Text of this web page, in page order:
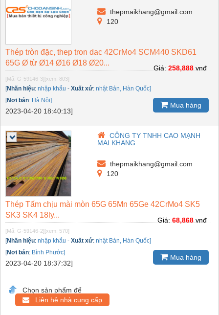
thepmaikhang@gmail.com
120
Thép tròn đặc, thep tron dac 42CrMo4 SCM440 SKD61
65G Ø từ Ø14 Ø16 Ø18 Ø20...
[Mã: G-59146-3] [xem: 803]
[Nhãn hiệu: nhập khẩu - Xuất xứ: nhật Bản, Hàn Quốc]
[Nơi bán: Hà Nội]
2023-04-20 18:40:13]
Giá:258,888vnđ
Mua hàng
CÔNG TY TNHH CAO MẠNH
MAI KHANG
thepmaikhang@gmail.com
120
Thép Tấm chịu mài mòn 65G 65Mn 65Ge 42CrMo4 SK5
SK3 SK4 18ly...
[Mã: G-59146-2] [xem: 570]
[Nhãn hiệu: nhập khẩu - Xuất xứ: nhật Bản, Hàn Quốc]
[Nơi bán: Bình Phước]
2023-04-20 18:37:32]
Giá:68,868vnđ
Mua hàng
Chọn sản phẩm để
Liên hệ nhà cung cấp